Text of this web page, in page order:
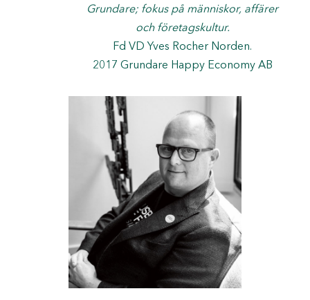
Grundare; fokus på människor, affärer
och företagskultur.
Fd VD Yves Rocher Norden.
2017 Grundare Happy Economy AB